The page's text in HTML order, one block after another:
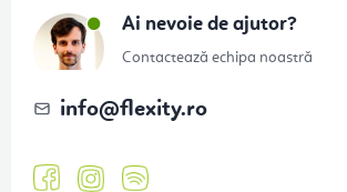
Ai nevoie de ajutor?
Contactează echipa noastră
info@flexity.ro